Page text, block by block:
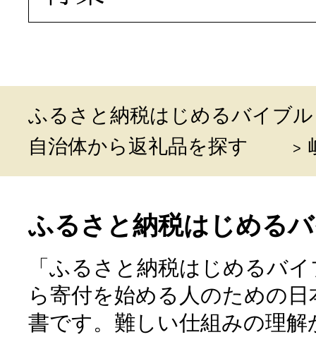
ふるさと納税はじめるバイブル
自治体から返礼品を探す
ふるさと納税はじめる
「ふるさと納税はじめるバ
ら寄付を始める人のための
書です。難しい仕組みの理